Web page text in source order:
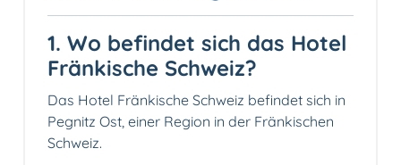
1. Wo befindet sich das Hotel
Fränkische Schweiz?
Das Hotel Fränkische Schweiz befindet sich in
Pegnitz Ost, einer Region in der Fränkischen
Schweiz.